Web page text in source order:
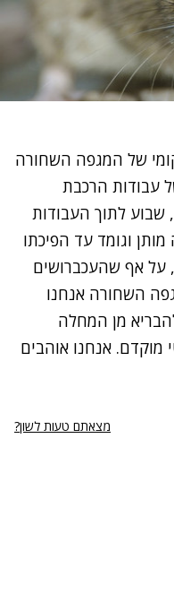
של המגפה השחורה
עבודות הרכבת
לתוך העבודות
וגומד עד הפיכתו
על אף שהעכברושים
השחורה אנחנו
מן המחלה
מוקדם. אנחנו אוהבים
מצאתם טעות לשון?